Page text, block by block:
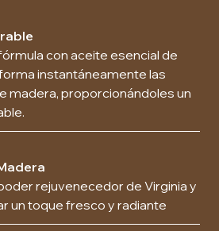
con aceite esencial de
instantáneamente las
madera, proporcionándoles un
rejuvenecedor de Virginia y
un toque fresco y radiante